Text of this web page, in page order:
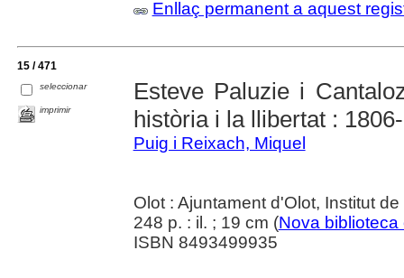
Enllaç permanent a aquest
15 / 471
seleccionar
imprimir
Esteve Paluzie i
història i la llibertat :
Puig i Reixach, Miquel
Olot : Ajuntament d'Olot, Institut
248 p. : il. ; 19 cm (Nova biblioteca
ISBN 8493499935